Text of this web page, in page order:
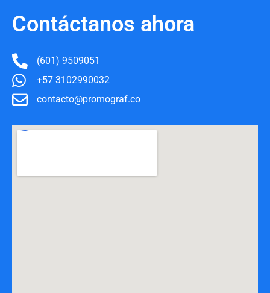
Contáctanos ahora
(601) 9509051
+57 3102990032
contacto@promograf.co